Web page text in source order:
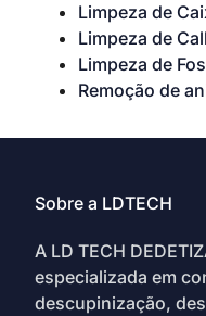
Limpeza de
Limpeza de
Limpeza de
Remoção de
Sobre a LDTECH
A LD TECH
especializada em
descupinização,